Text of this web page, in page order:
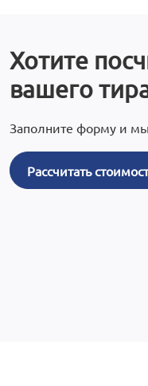
Хотите
вашего
Заполните форму и
Рассчитать